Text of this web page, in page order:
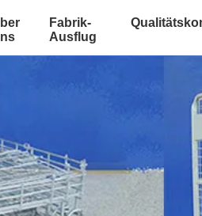
Fabrik-
Ausflug